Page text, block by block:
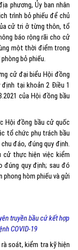
phương, Ủy ban nhân
trình bỏ phiếu để chủ
cử tri ở từng thôn, tổ
báo rộng rãi cho cử
một thời điểm trong
bỏ phiếu.
cử đại biểu Hội đồng
tại khoản 2 Điều 1
của Hội đồng bầu
Hội đồng bầu cử quốc
tổ chức phụ trách bầu
đáo, đúng quy định.
cử thực hiện việc kiểm
đúng quy định; sau đó
phong hòm phiếu và gửi
truyền bầu cử kết hợp
COVID-19
soát, kiểm tra kỹ hiện